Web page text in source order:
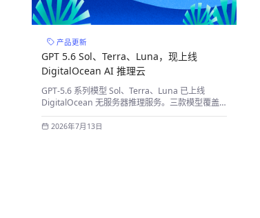
产品更新
GPT 5.6 Sol、Terra、Luna，现上线
DigitalOcean AI 推理云
GPT-5.6 系列模型 Sol、Terra、Luna 已上线
DigitalOcean 无服务器推理服务。三款模型覆盖
顶尖性能、均衡性价比与极速响应，配合
DigitalOcean 的按量计费、多模型生态与内网部
2026年7月13日